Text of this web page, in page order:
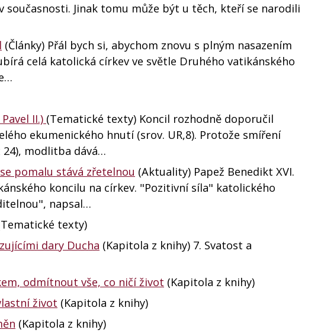
Jinak tomu může být u těch, kteří se narodili
(Články) Přál bych si, abychom znovu s plným nasazením
celá katolická církev ve světle Druhého vatikánského
II.) (Tematické texty) Koncil rozhodně doporučil
ekumenického hnutí (srov. UR,8). Protože smíření
24), modlitba dává…
pomalu stává zřetelnou (Aktuality) Papež Benedikt XVI.
koncilu na církev. "Pozitivní síla" katolického
napsal…
texty)
dary Ducha (Kapitola z knihy) 7. Svatost a
odmítnout vše, co ničí život (Kapitola z knihy)
život (Kapitola z knihy)
(Kapitola z knihy)